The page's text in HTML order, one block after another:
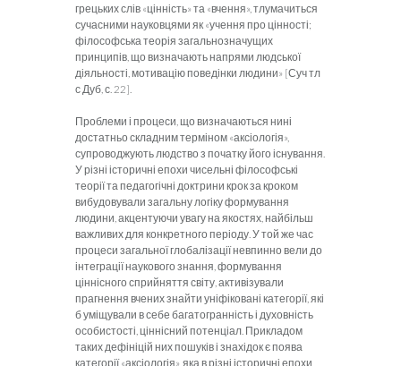
грецьких слів «цінність» та «вчення», тлумачиться
сучасними науковцями як «учення про цінності;
філософська теорія загальнозначущих
принципів, що визначають напрями людської
діяльності, мотивацію поведінки людини» [Суч тл
с Дуб, с. 22].
Проблеми і процеси, що визначаються нині
достатньо складним терміном «аксіологія»,
супроводжують людство з початку його існування.
У різні історичні епохи чисельні філософські
теорії та педагогічні доктрини крок за кроком
вибудовували загальну логіку формування
людини, акцентуючи увагу на якостях, найбільш
важливих для конкретного періоду. У той же час
процеси загальної глобалізації невпинно вели до
інтеграції наукового знання, формування
ціннісного сприйняття світу, активізували
прагнення вчених знайти уніфіковані категорії, які
б уміщували в себе багатогранність і духовність
особистості, ціннісний потенціал. Прикладом
таких дефініцій них пошуків і знахідок є поява
категорії «аксіологія», яка в різні історичні епохи